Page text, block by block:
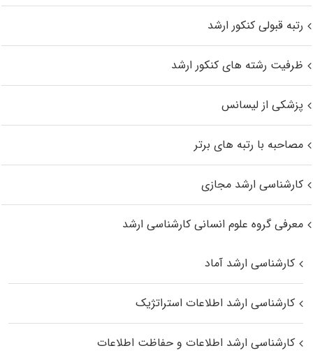
رتبه قبولی کنکور ارشد
ظرفیت رشته های کنکور ارشد
پزشکی از لیسانس
مصاحبه با رتبه های برتر
کارشناسی ارشد مجازی
معرفی گروه علوم انسانی کارشناسی ارشد
کارشناسی ارشد آماد
کارشناسی ارشد اطلاعات استراتژیک
کارشناسی ارشد اطلاعات و حفاظت اطلاعات